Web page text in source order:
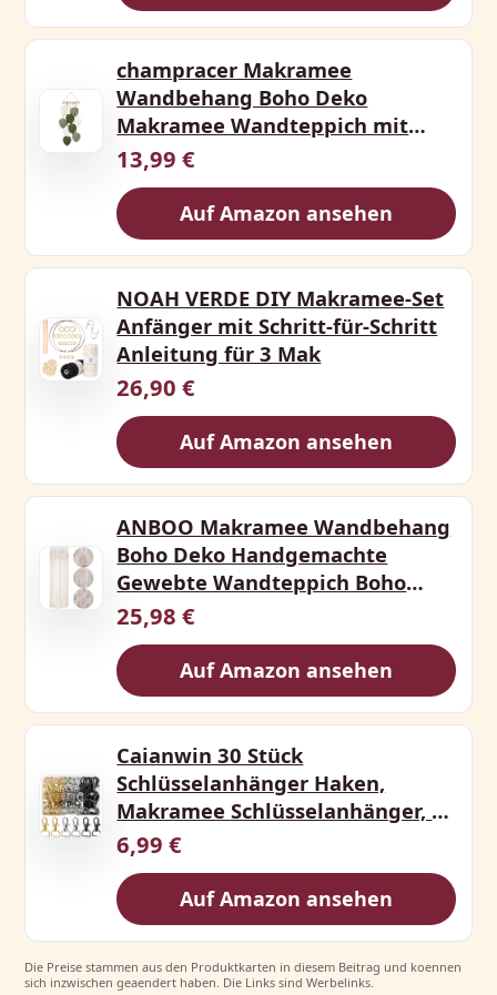
champracer Makramee
Wandbehang Boho Deko
Makramee Wandteppich mit
Holzperlen und
13,99 €
Auf Amazon ansehen
NOAH VERDE DIY Makramee-Set
Anfänger mit Schritt-für-Schritt
Anleitung für 3 Mak
26,90 €
Auf Amazon ansehen
ANBOO Makramee Wandbehang
Boho Deko Handgemachte
Gewebte Wandteppich Boho
Makram
25,98 €
Auf Amazon ansehen
Caianwin 30 Stück
Schlüsselanhänger Haken,
Makramee Schlüsselanhänger, D
Ringen,
6,99 €
Auf Amazon ansehen
Die Preise stammen aus den Produktkarten in diesem Beitrag und koennen
sich inzwischen geaendert haben. Die Links sind Werbelinks.